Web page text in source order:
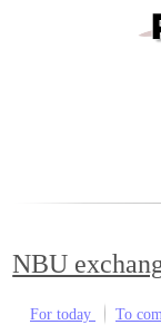
NBU
For today To